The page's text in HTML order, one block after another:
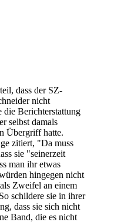
dass der SZ-
nicht
die Berichterstattung
selbst damals
Übergriff hatte.
zitiert, "Da muss
sie "seinerzeit
man ihr etwas
hingegen nicht
Zweifel an einem
schildere sie in ihrer
dass sie sich nicht
Band, die es nicht